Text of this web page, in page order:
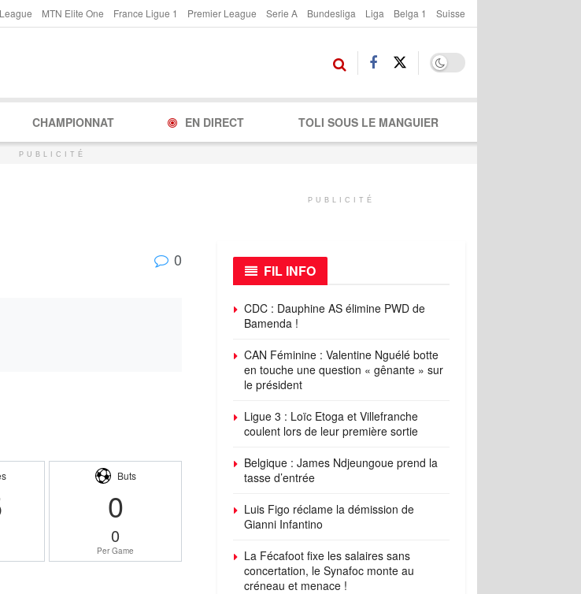
MTN Elite One France Ligue 1 Premier League Serie A Bundesliga Liga Belga 1 Suisse
CHAMPIONNAT EN DIRECT TOLI SOUS LE MANGUIER
PUBLICITÉ
0
Buts
0
0
Per Game
PUBLICITÉ
FIL INFO
CDC : Dauphine AS élimine PWD de
Bamenda !
CAN Féminine : Valentine Nguélé botte
en touche une question « gênante » sur
le président
Ligue 3 : Loïc Etoga et Villefranche
coulent lors de leur première sortie
Belgique : James Ndjeungoue prend la
tasse d’entrée
Luis Figo réclame la démission de
Gianni Infantino
La Fécafoot fixe les salaires sans
concertation, le Synafoc monte au
créneau et menace !